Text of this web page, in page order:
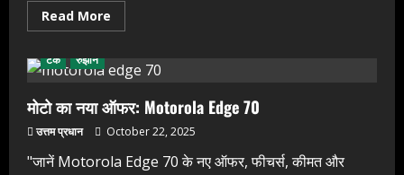
Read More
more
15
की
एंट्री
टेक रुझान
मोटो का नया ऑफर: Motorola Edge 70
उत्तम प्रधान October 22, 2025
"जानें Motorola Edge 70 के नए ऑफर, फीचर्स, कीमत और